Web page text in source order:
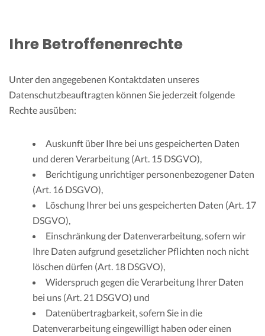
Ihre Betroffenenrechte
Unter den angegebenen Kontaktdaten unseres
Datenschutzbeauftragten können Sie jederzeit folgende
Rechte ausüben:
Auskunft über Ihre bei uns gespeicherten Daten
und deren Verarbeitung (Art. 15 DSGVO),
Berichtigung unrichtiger personenbezogener Daten
(Art. 16 DSGVO),
Löschung Ihrer bei uns gespeicherten Daten (Art. 17
DSGVO),
Einschränkung der Datenverarbeitung, sofern wir
Ihre Daten aufgrund gesetzlicher Pflichten noch nicht
löschen dürfen (Art. 18 DSGVO),
Widerspruch gegen die Verarbeitung Ihrer Daten
bei uns (Art. 21 DSGVO) und
Datenübertragbarkeit, sofern Sie in die
Datenverarbeitung eingewilligt haben oder einen